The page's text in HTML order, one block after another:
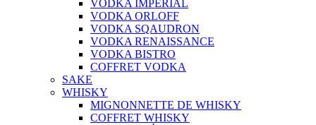
VODKA IMPERIAL
VODKA ORLOFF
VODKA SQAUDRON
VODKA RENAISSANCE
VODKA BISTRO
COFFRET VODKA
SAKE
WHISKY
MIGNONNETTE DE WHISKY
COFFRET WHISKY